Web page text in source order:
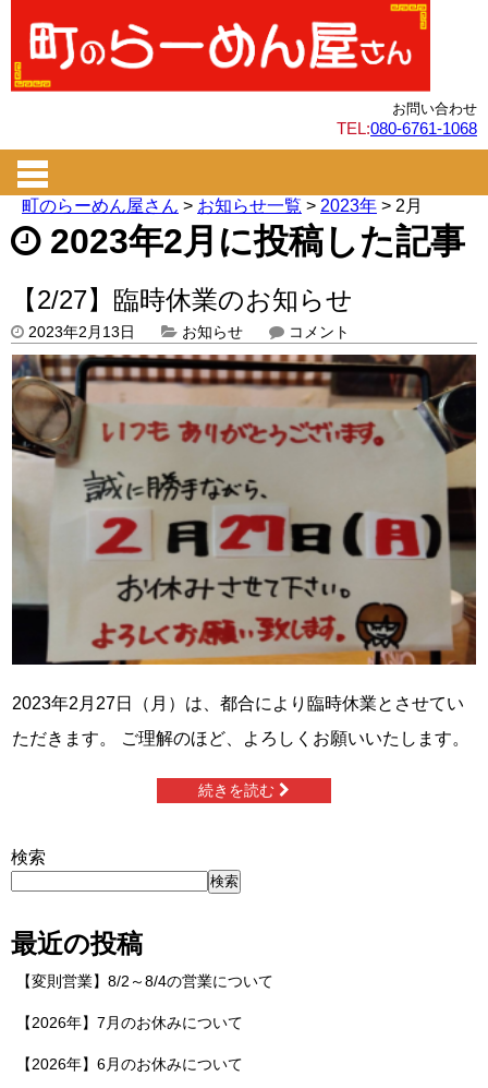
お問い合わせ
TEL:080-6761-1068
町のらーめん屋さん > お知らせ一覧 > 2023年 > 2月
2023年2月に投稿した記事
【2/27】臨時休業のお知らせ
2023年2月13日 お知らせ コメント
2023年2月27日（月）は、都合により臨時休業とさせてい
ただきます。 ご理解のほど、よろしくお願いいたします。
続きを読む
検索
検索
最近の投稿
【変則営業】8/2～8/4の営業について
【2026年】7月のお休みについて
【2026年】6月のお休みについて